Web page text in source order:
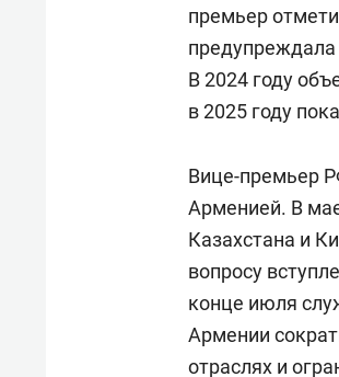
премьер
В 2024 году
в 2025 году
Вице-премьер
Арменией. В
Казахстана и
вопросу
конце июля
Армении
отраслях и